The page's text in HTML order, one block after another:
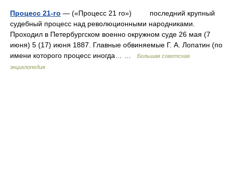
Процесс 21-го — («Процесс 21 го») последний крупный
судебный процесс над революционными народниками.
Проходил в Петербургском военно окружном суде 26 мая (7
июня) 5 (17) июня 1887. Главные обвиняемые Г. А. Лопатин (по
имени которого процесс иногда… …
Большая советская
энциклопедия